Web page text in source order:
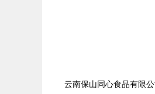
云南保山同心食品有限